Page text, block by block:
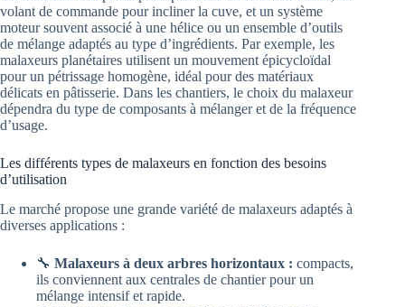
volant de commande pour incliner la cuve, et un système
moteur souvent associé à une hélice ou un ensemble d’outils
de mélange adaptés au type d’ingrédients. Par exemple, les
malaxeurs planétaires utilisent un mouvement épicycloïdal
pour un pétrissage homogène, idéal pour des matériaux
délicats en pâtisserie. Dans les chantiers, le choix du malaxeur
dépendra du type de composants à mélanger et de la fréquence
d’usage.
Les différents types de malaxeurs en fonction des besoins
d’utilisation
Le marché propose une grande variété de malaxeurs adaptés à
diverses applications :
🔧 Malaxeurs à deux arbres horizontaux : compacts,
ils conviennent aux centrales de chantier pour un
mélange intensif et rapide.